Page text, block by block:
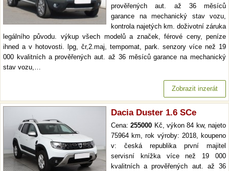
prověřených aut. až 36 měsíců
garance na mechanický stav vozu,
kontrola najetých km. doživotní záruka
legálního původu. výkup všech modelů a značek, férové ceny, peníze
ihned a v hotovosti. lpg, čr,2.maj, tempomat, park. senzory více než 19
000 kvalitních a prověřených aut. až 36 měsíců garance na mechanický
stav vozu,…
Zobrazit inzerát
Dacia Duster 1.6 SCe
Cena:255000 Kč, výkon 84 kw, najeto
75964 km, rok výroby: 2018, koupeno
v: česká republika první majitel
servisní knížka více než 19 000
kvalitních a prověřených aut. až 36